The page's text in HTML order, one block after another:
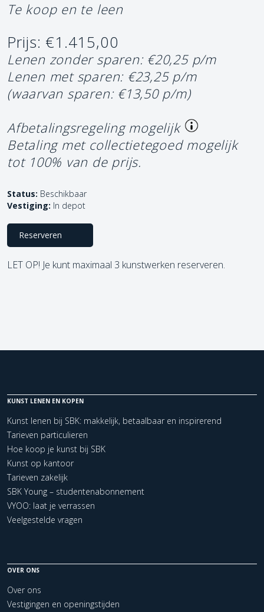
Te koop en te leen
Prijs: €1.415,00
Lenen zonder sparen: €20,25 p/m
Lenen met sparen: €23,25 p/m
(waarvan sparen: €13,50 p/m)
Afbetalingsregeling mogelijk
Betaling met collectietegoed mogelijk
tot 100% van de prijs.
Status: Beschikbaar
Vestiging: In depot
Reserveren
LET OP! Je kunt maximaal 3 kunstwerken reserveren.
KUNST LENEN EN KOPEN
Kunst lenen bij SBK: makkelijk, betaalbaar en inspirerend
Tarieven particulieren
Hoe koop je kunst bij SBK
Kunst op kantoor
Tarieven zakelijk
SBK Young – studentenabonnement
VYOO: laat je verrassen
Veelgestelde vragen
OVER ONS
Over ons
Vestigingen en openingstijden